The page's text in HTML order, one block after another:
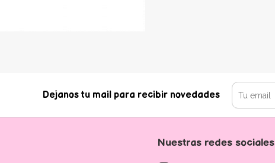
Dejanos tu mail para recibir novedades
Nuestras redes sociales